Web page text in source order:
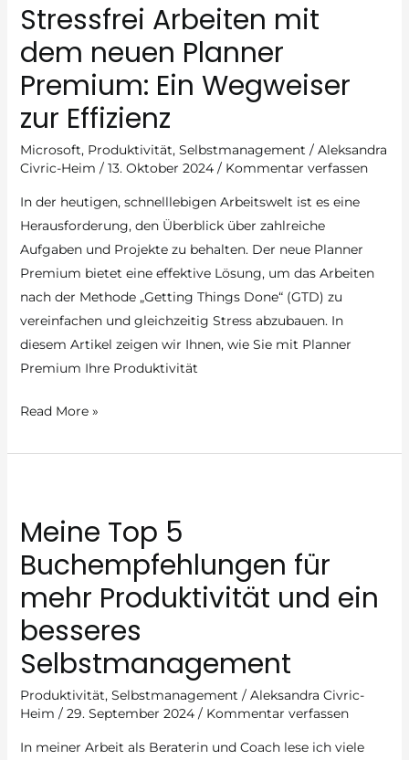
–
So
bringen
Sie
mit
Blocking
Time
Boxing
Struktur
in
Ihren
Tag!
Stressfrei Arbeiten mit
dem neuen Planner
Premium: Ein Wegweiser
zur Effizienz
Microsoft, Produktivität, Selbstmanagement / Aleksandra
Civric-Heim / 13. Oktober 2024 / Kommentar verfassen
In der heutigen, schnelllebigen Arbeitswelt ist es eine
Herausforderung, den Überblick über zahlreiche
Aufgaben und Projekte zu behalten. Der neue Planner
Premium bietet eine effektive Lösung, um das Arbeiten
nach der Methode „Getting Things Done“ (GTD) zu
vereinfachen und gleichzeitig Stress abzubauen. In
diesem Artikel zeigen wir Ihnen, wie Sie mit Planner
Premium Ihre Produktivität
Stressfrei
mit
Planner
Premium:
Ein
Wegweiser
zur
Read More »
Meine Top 5
Buchempfehlungen für
mehr Produktivität und ein
besseres
Selbstmanagement
Produktivität, Selbstmanagement / Aleksandra Civric-
Heim / 29. September 2024 / Kommentar verfassen
In meiner Arbeit als Beraterin und Coach lese ich viele